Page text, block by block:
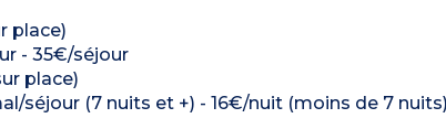
place)
- 35€/séjour
place)
séjour (7 nuits et +) - 16€/nuit (moins de 7 nuits)